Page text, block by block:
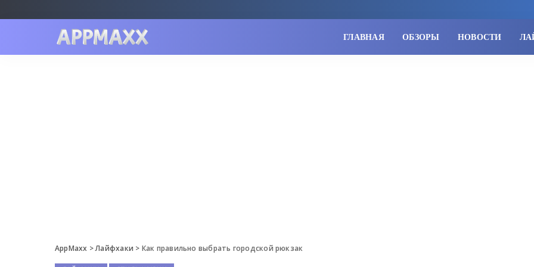
ГЛАВНАЯ ОБЗОРЫ НОВОСТИ
AppMaxx >Лайфхаки > Как правильно выбрать городской рюкзак